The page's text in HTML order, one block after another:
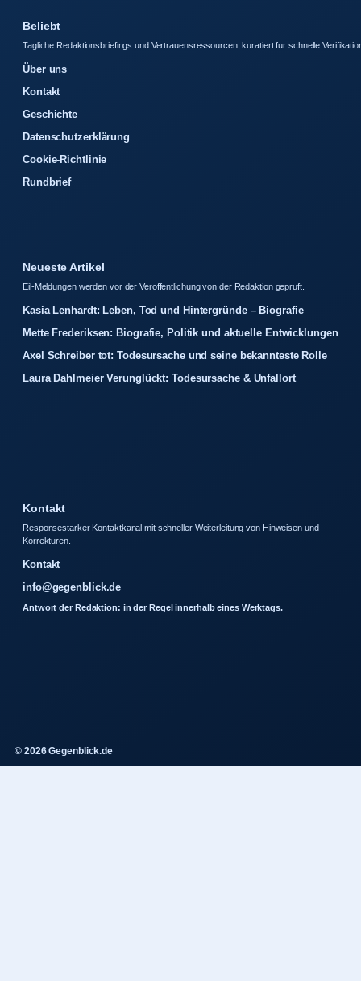
Beliebt
Tagliche Redaktionsbriefings und Vertrauensressourcen, kuratiert fur schnelle
Über uns
Kontakt
Geschichte
Datenschutzerklärung
Cookie-Richtlinie
Rundbrief
Neueste Artikel
Eil-Meldungen werden vor der Veroffentlichung von der Redaktion gepruft.
Kasia Lenhardt: Leben, Tod und Hintergründe – Biografie
Mette Frederiksen: Biografie, Politik und aktuelle Entwicklungen
Axel Schreiber tot: Todesursache und seine bekannteste Rolle
Laura Dahlmeier Verunglückt: Todesursache & Unfallort
Kontakt
Responsestarker Kontaktkanal mit schneller Weiterleitung von Hinweisen und
Korrekturen.
Kontakt
info@gegenblick.de
Antwort der Redaktion: in der Regel innerhalb eines Werktags.
© 2026 Gegenblick.de